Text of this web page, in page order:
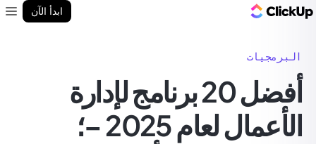
ابدأ الآن
البرمجيات
أفضل 20 برنامج لإدارة
الأعمال لعام 2025 –؛